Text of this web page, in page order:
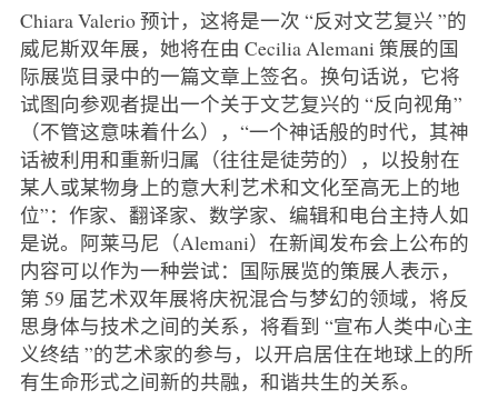
Chiara Valerio 预计，这将是一次 “反对文艺复兴 ”的
威尼斯双年展，她将在由 Cecilia Alemani 策展的国
际展览目录中的一篇文章上签名。换句话说，它将
试图向参观者提出一个关于文艺复兴的 “反向视角”
（不管这意味着什么），“一个神话般的时代，其神
话被利用和重新归属（往往是徒劳的），以投射在
某人或某物身上的意大利艺术和文化至高无上的地
位”：作家、翻译家、数学家、编辑和电台主持人如
是说。阿莱马尼（Alemani）在新闻发布会上公布的
内容可以作为一种尝试：国际展览的策展人表示，
第 59 届艺术双年展将庆祝混合与梦幻的领域，将反
思身体与技术之间的关系，将看到 “宣布人类中心主
义终结 ”的艺术家的参与，以开启居住在地球上的所
有生命形式之间新的共融，和谐共生的关系。